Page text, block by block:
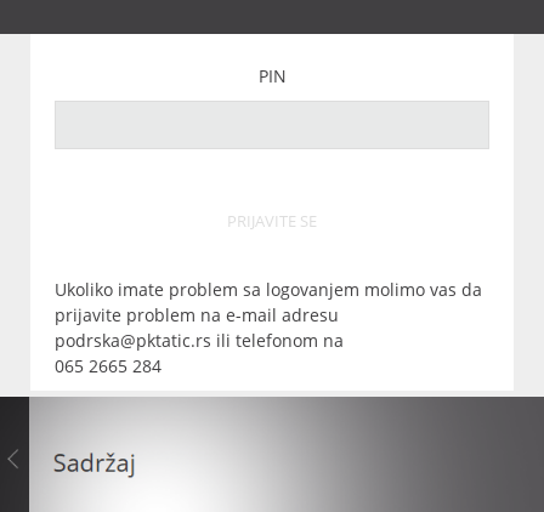
PIN
PRIJAVITE SE
Ukoliko imate problem sa logovanjem molimo vas da
prijavite problem na e-mail adresu
podrska@pktatic.rs ili telefonom na
065 2665 284